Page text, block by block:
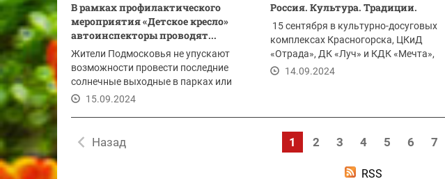
В рамках профилактического
мероприятия «Детское кресло»
автоинспекторы проводят...
Жители Подмосковья не упускают
возможности провести последние
солнечные выходные в парках или
загородом.
15.09.2024
Россия. Культура. Традиции.
15 сентября в культурно-досуговых
комплексах Красногорска, ЦКиД
«Отрада», ДК «Луч» и КДК «Мечта»,
пройдут...
14.09.2024
1 2 3 4 5 6 7
Назад
RSS